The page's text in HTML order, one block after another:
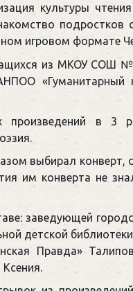
культуры
игровом формате
из МКОУ СОШ №
«Гуманитарный
произведений в 3
выбирал конверт,
им конверта не
заведующей
детской
Правда»